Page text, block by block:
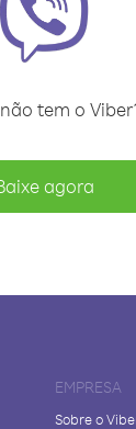
tem o
agora
EMPRESA
Sobre o